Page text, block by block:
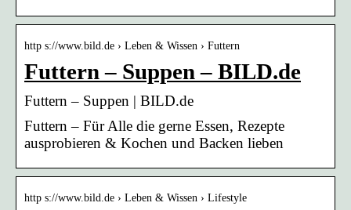
http s://www.bild.de › Leben & Wissen › Futtern
Futtern – Suppen – BILD.de
Futtern – Suppen | BILD.de
Futtern – Für Alle die gerne Essen, Rezepte
ausprobieren & Kochen und Backen lieben
http s://www.bild.de › Leben & Wissen › Lifestyle